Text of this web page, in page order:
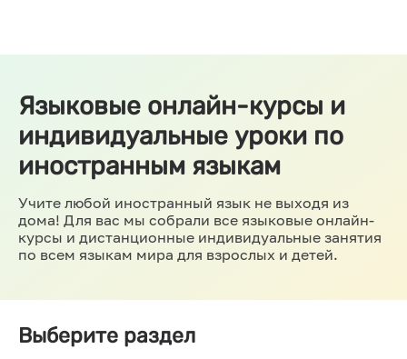
Языковые онлайн-курсы и
индивидуальные уроки по
иностранным языкам
Учите любой иностранный язык не выходя из
дома! Для вас мы собрали все языковые онлайн-
курсы и дистанционные индивидуальные занятия
по всем языкам мира для взрослых и детей.
Выберите раздел